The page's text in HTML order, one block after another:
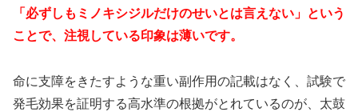
「必ずしもミノキシジルだけのせいとは言えない」という
ことで、注視している印象は薄いです。
命に支障をきたすような重い副作用の記載はなく、試験で
発毛効果を証明する高水準の根拠がとれているのが、太鼓